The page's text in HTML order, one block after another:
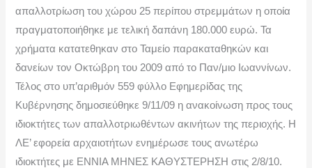
απαλλοτρίωση του χώρου 25 περίπου στρεμμάτων η οποία
πραγματοποιήθηκε με τελική δαπάνη 180.000 ευρώ. Τα
χρήματα κατατεθηκαν στο Ταμείο παρακαταθηκών και
δανείων τον Οκτώβρη του 2009 από το Παν/μιο Ιωαννίνων.
Τέλος στο υπ’αριθμόν 559 φύλλο Εφημερίδας της
Κυβέρνησης δημοσιεύθηκε 9/11/09 η ανακοίνωση προς τους
ιδιοκτήτες των απαλλοτριωθέντων ακινήτων της περιοχής. Η
ΛΕ’ εφορεία αρχαιοτήτων ενημέρωσε τους ανωτέρω
ιδιοκτήτες με ΕΝΝΙΑ ΜΗΝΕΣ ΚΑΘΥΣΤΕΡΗΣΗ στις 2/8/10.